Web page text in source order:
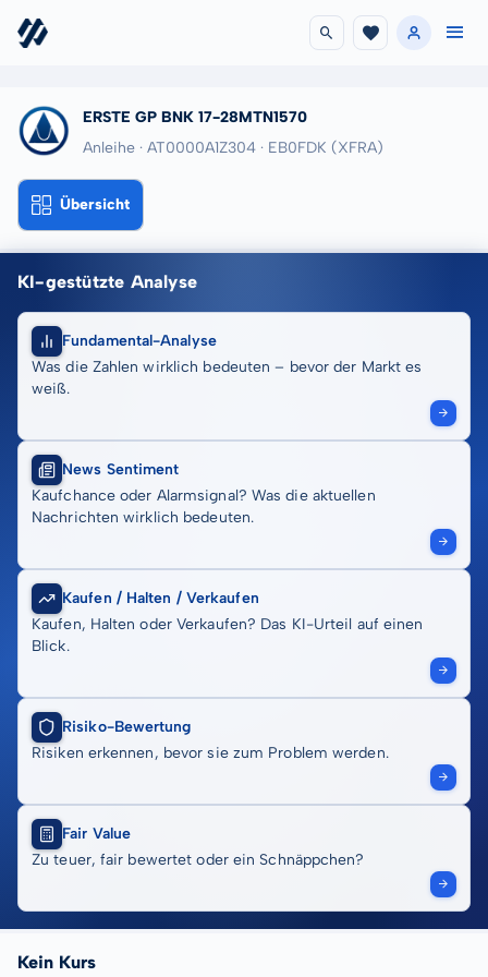
ERSTE GP BNK 17-28MTN1570
Anleihe · AT0000A1Z304 · EB0FDK (XFRA)
Übersicht
KI-gestützte Analyse
Fundamental-Analyse
Was die Zahlen wirklich bedeuten – bevor der Markt es
weiß.
News Sentiment
Kaufchance oder Alarmsignal? Was die aktuellen
Nachrichten wirklich bedeuten.
Kaufen / Halten / Verkaufen
Kaufen, Halten oder Verkaufen? Das KI-Urteil auf einen
Blick.
Risiko-Bewertung
Risiken erkennen, bevor sie zum Problem werden.
Fair Value
Zu teuer, fair bewertet oder ein Schnäppchen?
Kein Kurs